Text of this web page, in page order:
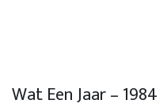
Wat Een Jaar – 1984